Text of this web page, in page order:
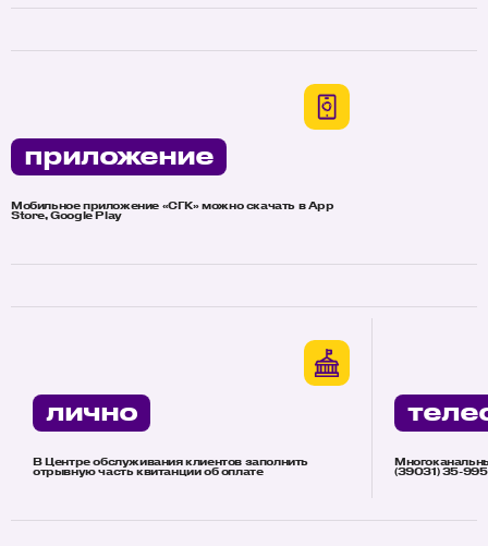
приложение
Мобильное приложение «СГК» можно скачать в App
Store, Google Play
лично
В Центре обслуживания клиентов заполнить
отрывную часть квитанции об оплате (39031) 35-995